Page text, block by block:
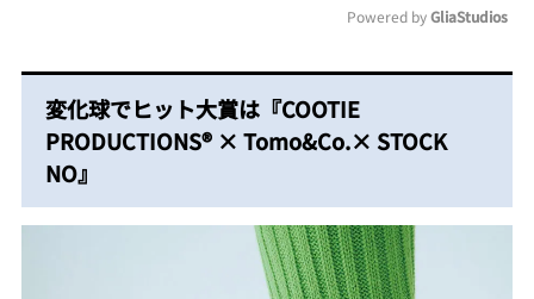
Powered by GliaStudios
変化球でヒット大賞は『COOTIE
PRODUCTIONS® × Tomo&Co.× STOCK
NO』